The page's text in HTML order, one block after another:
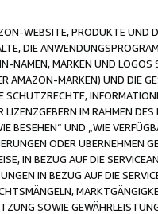
WEBSITE, PRODUKTE UND
DIE
NAMEN, MARKEN UND
AMAZON-MARKEN) UND DIE
SCHUTZRECHTE,
IM RAHMEN
BESEHEN“ UND „WIE
ODER ÜBERNEHMEN
IN BEZUG AUF DIE
IN BEZUG AUF DIE
SOWIE